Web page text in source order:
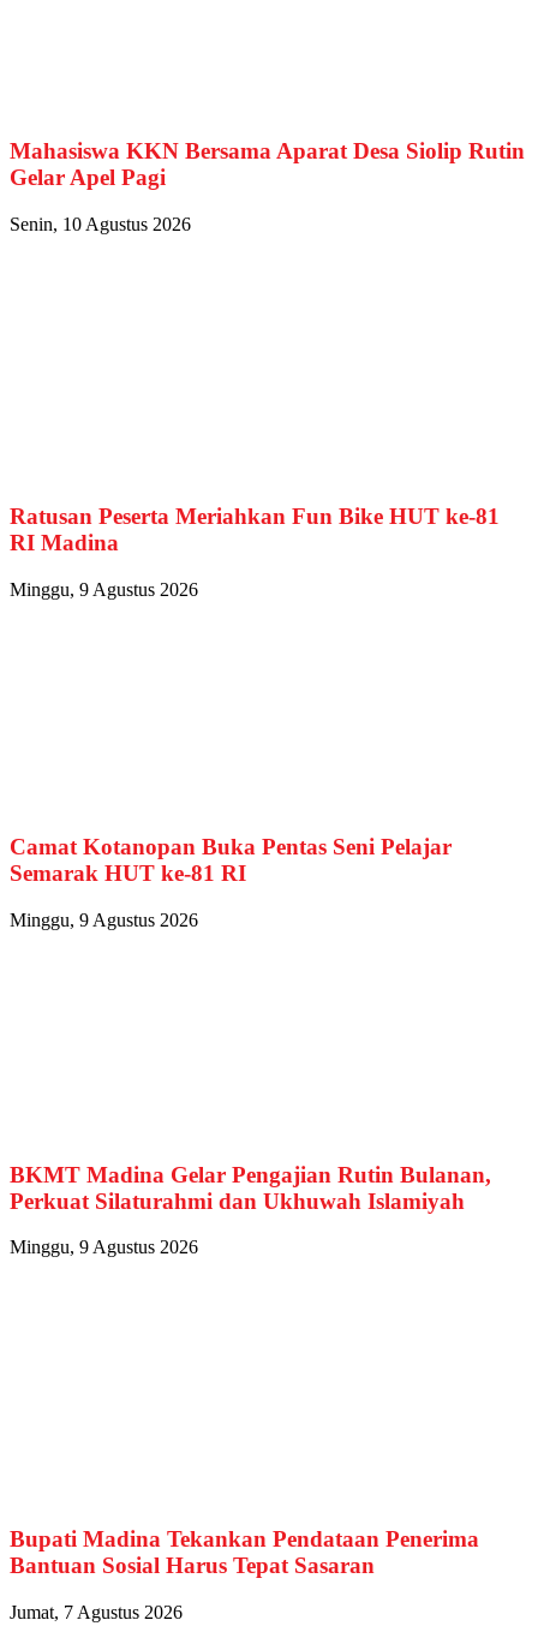
Mahasiswa KKN Bersama Aparat Desa Siolip Rutin
Gelar Apel Pagi
Senin, 10 Agustus 2026
Ratusan Peserta Meriahkan Fun Bike HUT ke-81
RI Madina
Minggu, 9 Agustus 2026
Camat Kotanopan Buka Pentas Seni Pelajar
Semarak HUT ke-81 RI
Minggu, 9 Agustus 2026
BKMT Madina Gelar Pengajian Rutin Bulanan,
Perkuat Silaturahmi dan Ukhuwah Islamiyah
Minggu, 9 Agustus 2026
Bupati Madina Tekankan Pendataan Penerima
Bantuan Sosial Harus Tepat Sasaran
Jumat, 7 Agustus 2026